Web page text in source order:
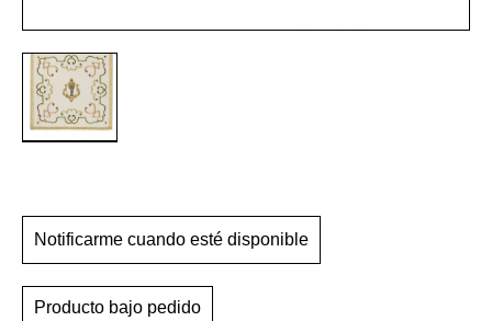
Notificarme cuando esté disponible
Producto bajo pedido